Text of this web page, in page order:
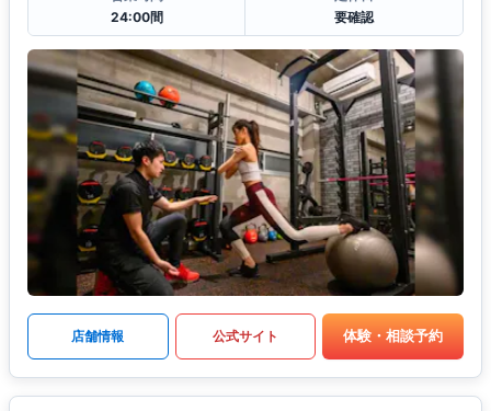
24:00間
要確認
店舗情報 公式サイト 体験・相談予約